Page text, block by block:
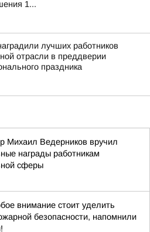
1...
лучших работников
отрасли в преддверии
праздника
Михаил Ведерников вручил
награды работникам
сферы
внимание стоит уделить
безопасности, напомнили